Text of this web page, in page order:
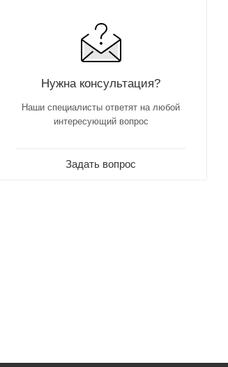
Нужна консультация?
Наши специалисты ответят на любой
интересующий вопрос
Задать вопрос